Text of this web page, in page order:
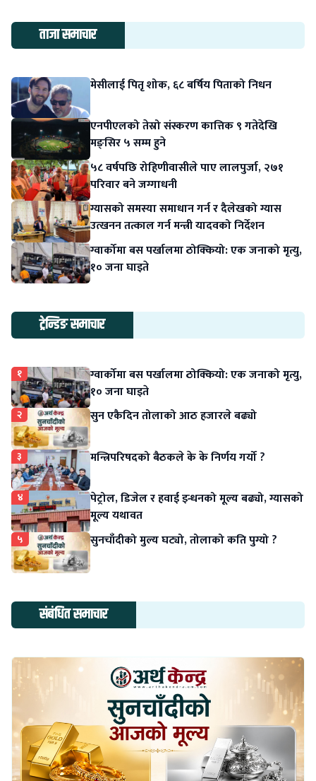
ताजा समाचार
मेसीलाई पितृ शोक, ६८ बर्षिय पिताको निधन
एनपीएलको तेस्रो संस्करण कात्तिक ९ गतेदेखि
मङ्सिर ५ सम्म हुने
५८ वर्षपछि रोहिणीवासीले पाए लालपुर्जा, २७१
परिवार बने जग्गाधनी
ग्यासको समस्या समाधान गर्न र दैलेखको ग्यास
उत्खनन तत्काल गर्न मन्त्री यादवको निर्देशन
ग्वार्कोमा बस पर्खालमा ठोक्कियो: एक जनाको मृत्यु,
१० जना घाइते
ट्रेन्डिङ समाचार
१
ग्वार्कोमा बस पर्खालमा ठोक्कियो: एक जनाको मृत्यु,
१० जना घाइते
२ सुन एकैदिन तोलाको आठ हजारले बढ्यो
३ मन्त्रिपरिषदको बैठकले के के निर्णय गर्यो ?
४
पेट्रोल, डिजेल र हवाई इन्धनको मूल्य बढ्यो, ग्यासको
मूल्य यथावत
५ सुनचाँदीको मुल्य घट्यो, तोलाको कति पुग्यो ?
संबंधित समाचार